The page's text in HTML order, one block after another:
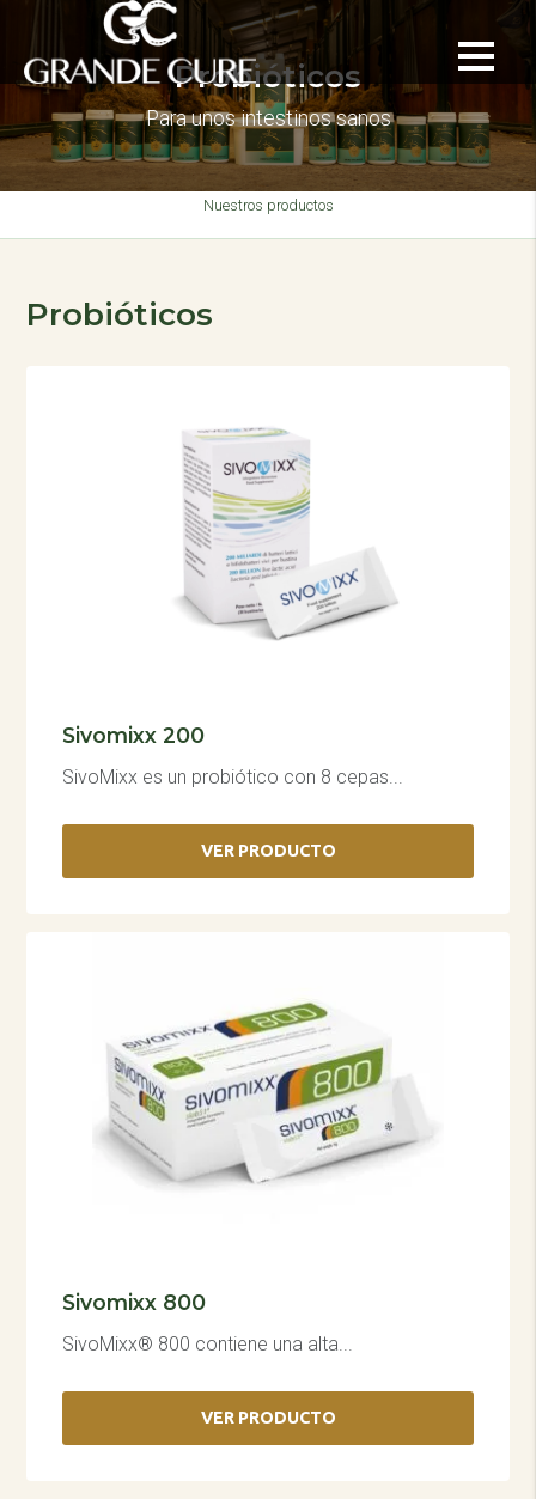
Probióticos
Para unos intestinos sanos
Nuestros productos
Probióticos
Sivomixx 200
SivoMixx es un probiótico con 8 cepas...
VER PRODUCTO
Sivomixx 800
SivoMixx® 800 contiene una alta...
VER PRODUCTO